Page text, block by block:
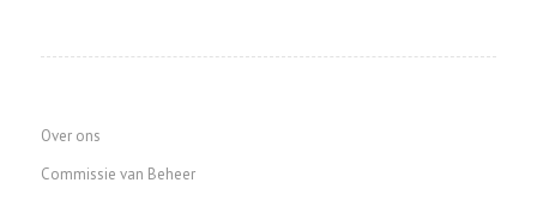
Over ons
Commissie van Beheer